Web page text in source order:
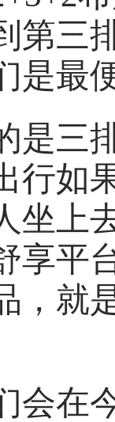
第三
是最
三排
行如
坐上
享平
，就
在今